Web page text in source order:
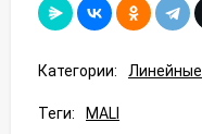
Категории: Линейные
Теги: MALI